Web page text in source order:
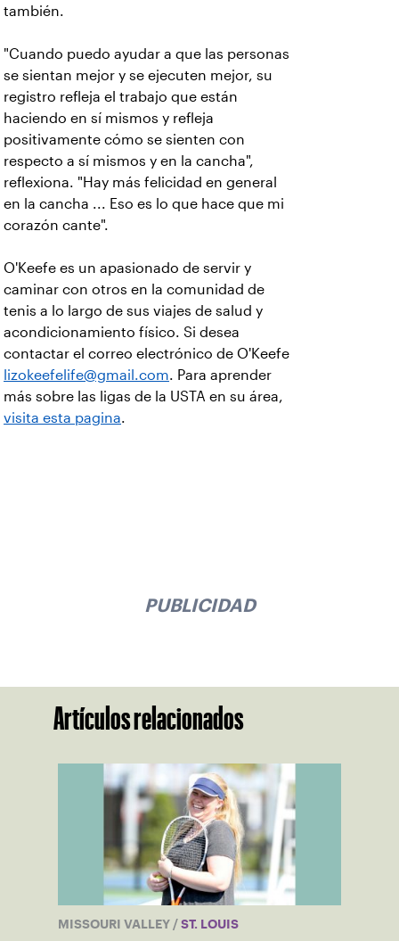
también.
"Cuando puedo ayudar a que las personas
se sientan mejor y se ejecuten mejor, su
registro refleja el trabajo que están
haciendo en sí mismos y refleja
positivamente cómo se sienten con
respecto a sí mismos y en la cancha",
reflexiona. "Hay más felicidad en general
en la cancha ... Eso es lo que hace que mi
corazón cante".
O'Keefe es un apasionado de servir y
caminar con otros en la comunidad de
tenis a lo largo de sus viajes de salud y
acondicionamiento físico. Si desea
contactar el correo electrónico de O'Keefe
lizokeefelife@gmail.com. Para aprender
más sobre las ligas de la USTA en su área,
visita esta pagina.
PUBLICIDAD
Artículos relacionados
MISSOURI VALLEY / ST. LOUIS